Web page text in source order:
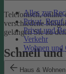
Alles zur
Privat, Beruf
Privat und
Verkehr
Wohnen und
Haus & Wohnen
Telefonisch, online
verschiedene
gelangen Sie zu
Schnell